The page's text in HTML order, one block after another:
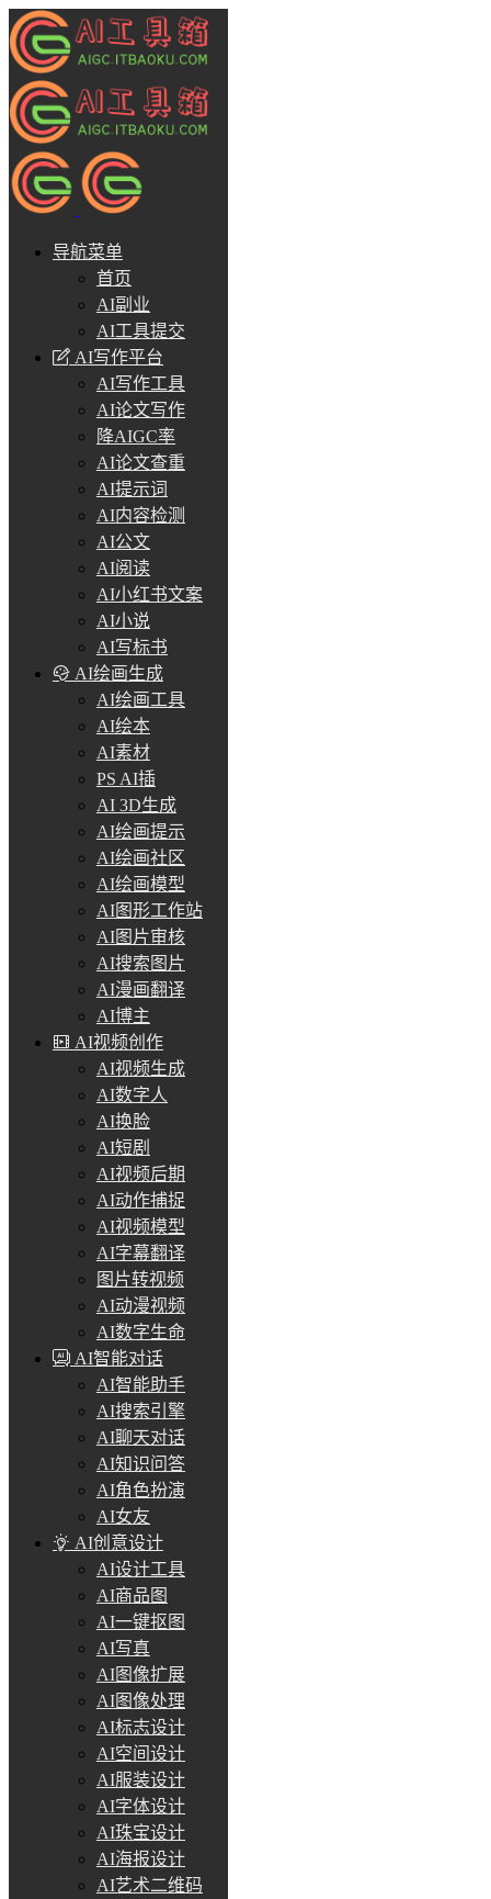
导航菜单
首页
AI副业
AI工具提交
AI写作平台
AI写作工具
AI论文写作
降AIGC率
AI论文查重
AI提示词
AI内容检测
AI公文
AI阅读
AI小红书文案
AI小说
AI写标书
AI绘画生成
AI绘画工具
AI绘本
AI素材
PS AI插
AI 3D生成
AI绘画提示
AI绘画社区
AI绘画模型
AI图形工作站
AI图片审核
AI搜索图片
AI漫画翻译
AI博主
AI视频创作
AI视频生成
AI数字人
AI换脸
AI短剧
AI视频后期
AI动作捕捉
AI视频模型
AI字幕翻译
图片转视频
AI动漫视频
AI数字生命
AI智能对话
AI智能助手
AI搜索引擎
AI聊天对话
AI知识问答
AI角色扮演
AI女友
AI创意设计
AI设计工具
AI商品图
AI一键抠图
AI写真
AI图像扩展
AI图像处理
AI标志设计
AI空间设计
AI服装设计
AI字体设计
AI珠宝设计
AI海报设计
AI艺术二维码